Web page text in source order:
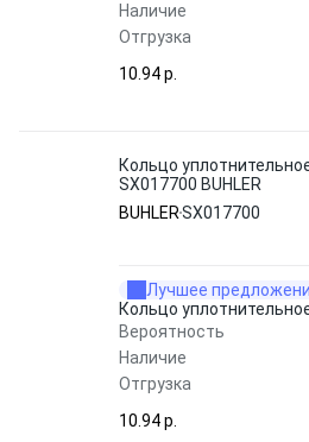
Наличие
Отгрузка
10.94 p.
Кольцо
SX017700 BUHLER
BUHLERSX017700
Лучшее
Кольцо
Вероятность
Наличие
Отгрузка
10.94 p.